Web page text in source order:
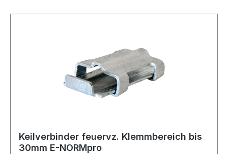
Keilverbinder feuervz. Klemmbereich bis
30mm E-NORMpro